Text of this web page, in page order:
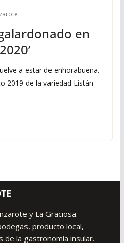
en
a estar de enhorabuena.
2019 de la variedad Listán
y La Graciosa.
producto local,
la gastronomía insular.